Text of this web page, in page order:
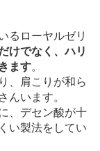
るローヤルゼリ
けでなく、ハリ
ます。
、肩こりが和ら
んいます。
、デセン酸が十
い製法をしてい